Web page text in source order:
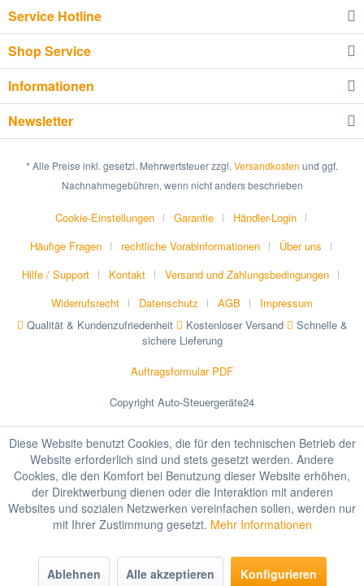
Service Hotline
Shop Service
Informationen
Newsletter
* Alle Preise inkl. gesetzl. Mehrwertsteuer zzgl. Versandkosten und ggf.
Nachnahmegebühren, wenn nicht anders beschrieben
Cookie-Einstellungen Garantie
Händler-Login
Häufige Fragen
rechtliche Vorabinformationen
Über uns
Hilfe / Support
Kontakt
Versand und Zahlungsbedingungen
Widerrufsrecht
Datenschutz AGB
Impressum
Qualität & Kundenzufriedenheit
Kostenloser Versand
Schnelle &
sichere Lieferung
Auftragsformular PDF
Copyright Auto-Steuergeräte24
Diese Website benutzt Cookies, die für den technischen Betrieb der
Website erforderlich sind und stets gesetzt werden. Andere
Cookies, die den Komfort bei Benutzung dieser Website erhöhen,
der Direktwerbung dienen oder die Interaktion mit anderen
Websites und sozialen Netzwerken vereinfachen sollen, werden nur
mit Ihrer Zustimmung gesetzt. Mehr Informationen
Ablehnen Alle akzeptieren Konfigurieren